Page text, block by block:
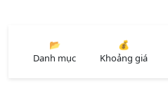
📂
Danh mục
💰
Khoảng giá